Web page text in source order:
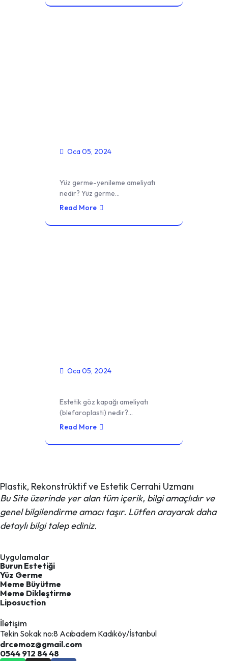
Oca 05, 2024
Yüz germe-yenileme ameliyatı
nedir? Yüz germe…
Read More
Oca 05, 2024
Estetik göz kapağı ameliyatı
(blefaroplasti) nedir?…
Read More
Plastik, Rekonstrüktif ve Estetik Cerrahi Uzmanı
Bu Site üzerinde yer alan tüm içerik, bilgi amaçlıdır ve
genel bilgilendirme amacı taşır. Lütfen arayarak daha
detaylı bilgi talep ediniz.
Uygulamalar
Burun Estetiği
Yüz Germe
Meme Büyütme
Meme Dikleştirme
Liposuction
İletişim
Tekin Sokak no:8 Acıbadem Kadıköy/İstanbul
drcemoz@gmail.com
0544 912 84 48